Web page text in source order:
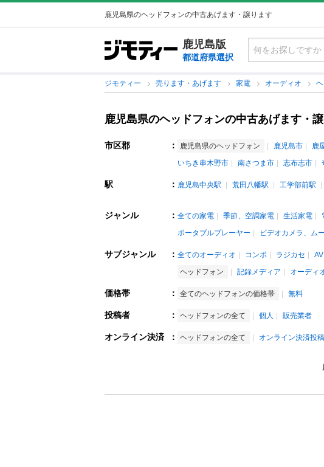
鹿児島県のヘッドフォンの中古あげます・譲ります
鹿児島版
都道府県選択
ジモティー 売ります・あげます 家電 オーディオ
鹿児島県のヘッドフォンの中古あげます・
市区郡 ： 鹿児島県のヘッドフォン 鹿児島市 鹿
いちき串木野市
南さつま市 志布志市
駅 ： 鹿児島中央駅 荒田八幡駅 工学部前駅
ジャンル ： 全ての家電 季節、空調家電 生活家電
ポータブルプレーヤー
ビデオカメラ、ム
サブジャンル ： 全てのオーディオ コンポ ラジカセ
ヘッドフォン
記録メディア オーディ
価格帯 ： 全てのヘッドフォンの価格帯 無料
投稿者 ： ヘッドフォンの全て 個人 販売業者
オンライン決済 ： ヘッドフォンの全て オンライン決済投